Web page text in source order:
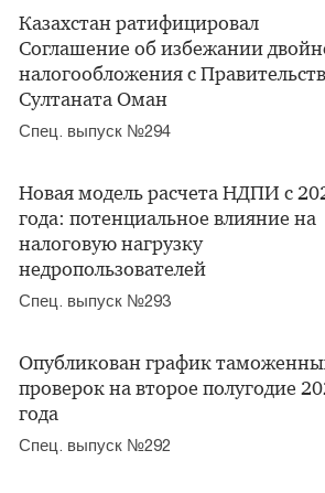
Казахстан ратифицировал
Соглашение об избежании
налогообложения с
Султаната Оман
Спец. выпуск №294
Новая модель расчета НДПИ с
года: потенциальное влияние на
налоговую нагрузку
недропользователей
Спец. выпуск №293
Опубликован график
проверок на второе полугодие
года
Спец. выпуск №292